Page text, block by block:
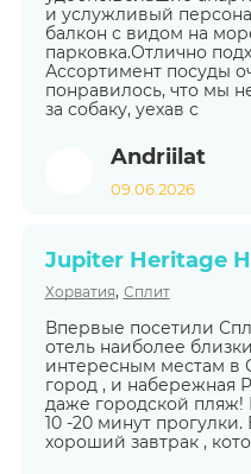
и услужливый
балкон с видом на
парковка.Отлично
Ассортимент посуды
понравилось, что мы
за собаку, уехав с
Andriilat
09.06.2026
Jupiter Heritage
Хорватия, Сплит
Впервые посетили
отель наиболее
интересным местам в
город , и набережная
даже городской
10 -20 минут прогулки.
хороший завтрак ,